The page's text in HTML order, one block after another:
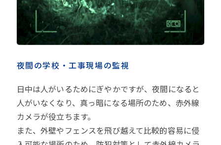
夜間の学校・工事現場の監視
日中は人がいるためにぎやかですが、夜間になると
人がいなくなり、真っ暗になる場所のため、赤外線
カメラが役立ちます。
また、外壁やフェンスを飛び越えて比較的容易に侵